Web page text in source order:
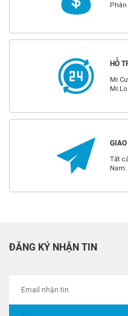
HỖ
GIAO
Tất
Nam.
ĐĂNG KÝ NHẬN TIN